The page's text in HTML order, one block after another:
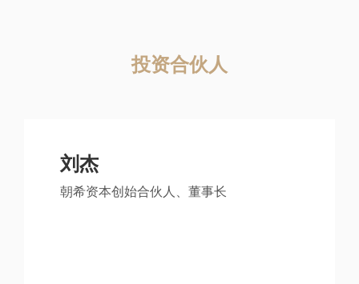
投资合伙人
刘杰
朝希资本创始合伙人、董事长